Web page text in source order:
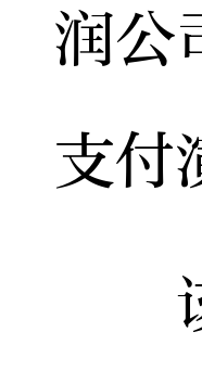
润公
支付
该